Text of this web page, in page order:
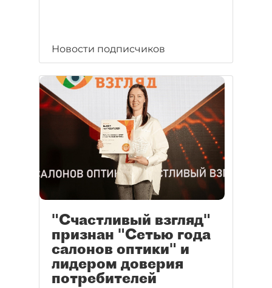
Новости подписчиков
"Счастливый взгляд"
признан "Сетью года
салонов оптики" и
лидером доверия
потребителей